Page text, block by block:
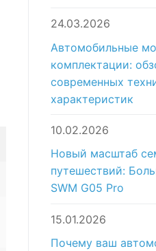
24.03.2026
Автомобильные
комплектации:
современных
характеристик
10.02.2026
Новый масштаб
путешествий:
SWM G05 Pro
15.01.2026
Почему ваш